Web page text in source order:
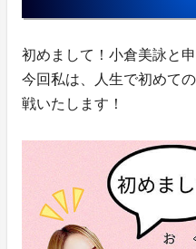
初めまして！小倉美詠と申
今回私は、人生で初めて
戦いたします！